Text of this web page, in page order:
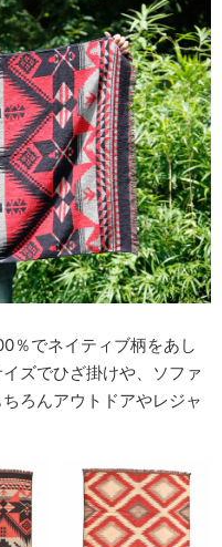
％でネイティブ柄をあし
ズでひざ掛けや、ソファ
ろんアウトドアやレジャ